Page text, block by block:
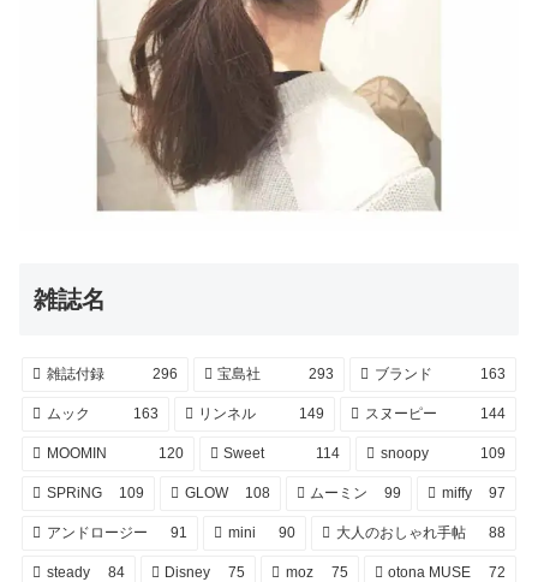
雑誌名
雑誌付録 296 宝島社 293 ブランド 163
ムック 163 リンネル 149 スヌーピー 144
MOOMIN 120 Sweet 114 snoopy 109
SPRiNG 109 GLOW 108 ムーミン 99 miffy 97
アンドロージー 91 mini 90 大人のおしゃれ手帖 88
steady 84 Disney 75 moz 75 otona MUSE 72